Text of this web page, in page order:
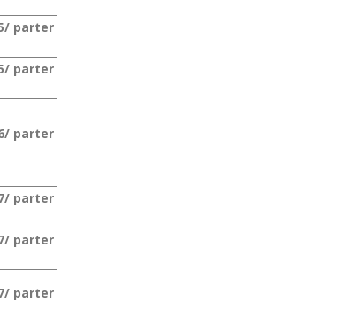
parter
parter
parter
parter
parter
parter